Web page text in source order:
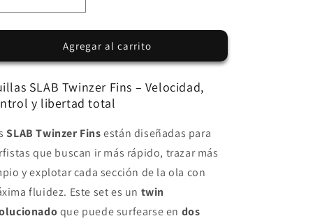
cantidad
para
SLAB
+
CANARDS
Army
-
Tabs
Clic
cantidad
para
Quillas
SLAB
+
CANARDS
Army
-
Tabs
Clic
Agregar al carrito
SLAB Twinzer Fins – Velocidad,
y libertad total
SLAB Twinzer Finsestán diseñadas para
que buscan ir más rápido, trazar más
y explotar cada sección de la ola con
fluidez. Este set es un twin
que puede surfearse en dos